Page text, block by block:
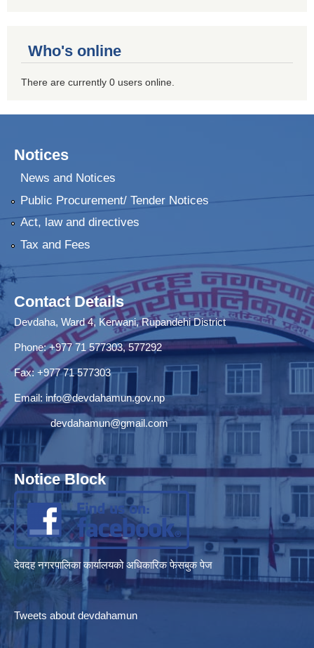
Who's online
There are currently 0 users online.
Notices
News and Notices
Public Procurement/ Tender Notices
Act, law and directives
Tax and Fees
Contact Details
Devdaha, Ward 4, Kerwani, Rupandehi District
Phone: +977 71 577303, 577292
Fax: +977 71 577303
Email: info@devdahamun.gov.np
devdahamun@gmail.com
Notice Block
देवदह नगरपालिका कार्यालयको अधिकारिक फेसबुक पेज
Tweets about devdahamun